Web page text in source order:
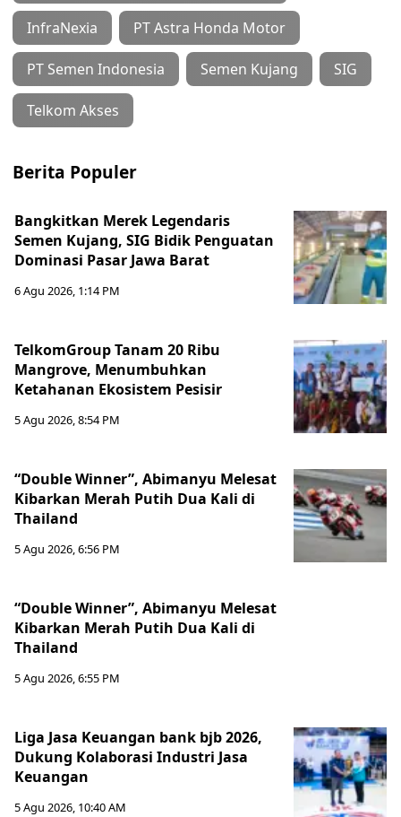
InfraNexia PT Astra Honda Motor
PT Semen Indonesia Semen Kujang SIG
Telkom Akses
Berita Populer
Bangkitkan Merek Legendaris
Semen Kujang, SIG Bidik Penguatan
Dominasi Pasar Jawa Barat
6 Agu 2026, 1:14 PM
TelkomGroup Tanam 20 Ribu
Mangrove, Menumbuhkan
Ketahanan Ekosistem Pesisir
5 Agu 2026, 8:54 PM
“Double Winner”, Abimanyu Melesat
Kibarkan Merah Putih Dua Kali di
Thailand
5 Agu 2026, 6:56 PM
“Double Winner”, Abimanyu Melesat
Kibarkan Merah Putih Dua Kali di
Thailand
5 Agu 2026, 6:55 PM
Liga Jasa Keuangan bank bjb 2026,
Dukung Kolaborasi Industri Jasa
Keuangan
5 Agu 2026, 10:40 AM